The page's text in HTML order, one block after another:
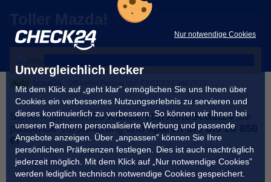
Nur notwendige Cookies
Unvergleichlich lecker
Mit dem Klick auf „geht klar” ermöglichen Sie uns Ihnen über
Cookies ein verbessertes Nutzungserlebnis zu servieren und
dieses kontinuierlich zu verbessern. So können wir Ihnen bei
unseren Partnern personalisierte Werbung und passende
Angebote anzeigen. Über „anpassen” können Sie Ihre
persönlichen Präferenzen festlegen. Dies ist auch nachträglich
jederzeit möglich. Mit dem Klick auf „Nur notwendige Cookies”
werden lediglich technisch notwendige Cookies gespeichert.
Toller Mazda!
Sichern Sie sich alsKunde von AutoScout24 die
passende Versicherung undsparen Sie bis zu 850
€!